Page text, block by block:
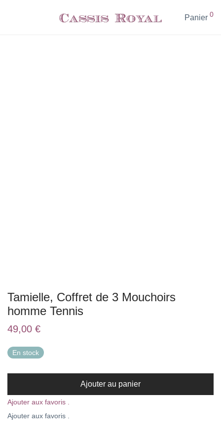
Panier 0
Tamielle, Coffret de 3 Mouchoirs
homme Tennis
49,00 €
En stock
Ajouter au panier
Ajouter aux favoris .
Ajouter aux favoris .